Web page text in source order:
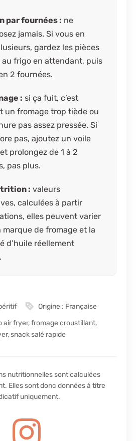
par fournées : ne
jamais. Si vous en
gardez les pièces
au frigo en attendant, puis
2 fournées.
: si ça fuit, c’est
un fromage trop tiède ou
pas assez pressée. Si
pas, ajoutez un voile
prolongez de 1 à 2
pas plus.
: valeurs
calculées à partir
elles peuvent varier
marque de fromage et la
d’huile réellement
Origine : Française
air fryer, fromage croustillant,
snack salé rapide
Elles sont donc données à titre
uniquement.